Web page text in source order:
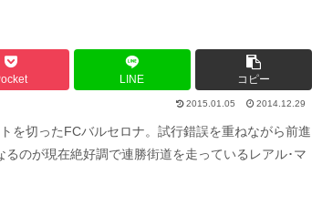
LINE コピー
2015.01.05 2014.12.29
を切ったFCバルセロナ。試行錯誤を重ねながら前進
のが現在絶好調で連勝街道を走っているレアル･マ